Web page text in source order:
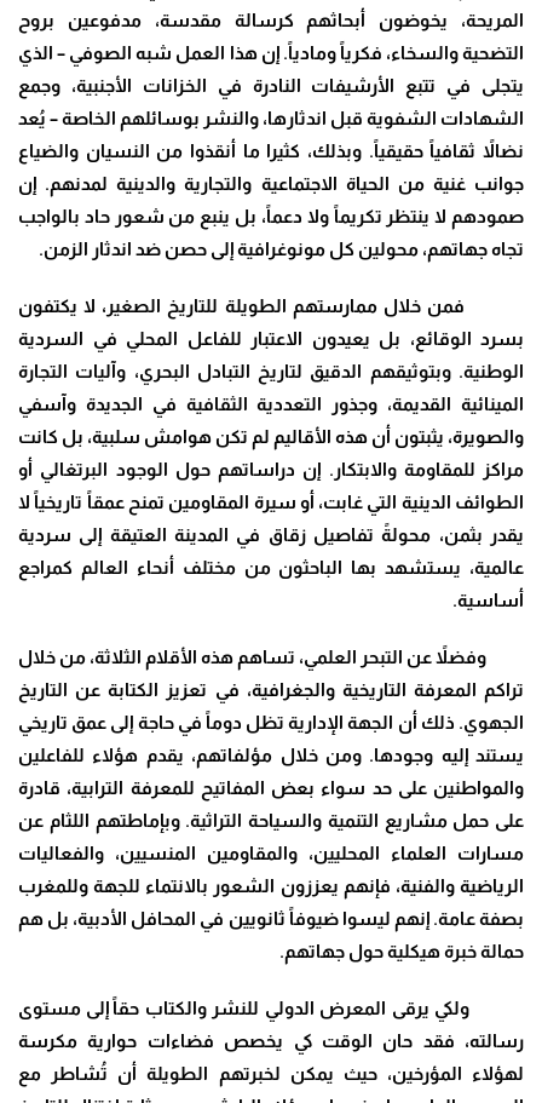
المريحة، يخوضون أبحاثهم كرسالة مقدسة، مدفوعين بروح
التضحية والسخاء، فكرياً ومادياً. إن هذا العمل شبه الصوفي – الذي
يتجلى في تتبع الأرشيفات النادرة في الخزانات الأجنبية، وجمع
الشهادات الشفوية قبل اندثارها، والنشر بوسائلهم الخاصة – يُعد
نضالاً ثقافياً حقيقياً. وبذلك، كثيرا ما أنقذوا من النسيان والضياع
جوانب غنية من الحياة الاجتماعية والتجارية والدينية لمدنهم. إن
صمودهم لا ينتظر تكريماً ولا دعماً، بل ينبع من شعور حاد بالواجب
تجاه جهاتهم، محولين كل مونوغرافية إلى حصن ضد اندثار الزمن.
فمن خلال ممارستهم الطويلة للتاريخ الصغير، لا يكتفون
بسرد الوقائع، بل يعيدون الاعتبار للفاعل المحلي في السردية
الوطنية. وبتوثيقهم الدقيق لتاريخ التبادل البحري، وآليات التجارة
المينائية القديمة، وجذور التعددية الثقافية في الجديدة وآسفي
والصويرة، يثبتون أن هذه الأقاليم لم تكن هوامش سلبية، بل كانت
مراكز للمقاومة والابتكار. إن دراساتهم حول الوجود البرتغالي أو
الطوائف الدينية التي غابت، أو سيرة المقاومين تمنح عمقاً تاريخياً لا
يقدر بثمن، محولةً تفاصيل زقاق في المدينة العتيقة إلى سردية
عالمية، يستشهد بها الباحثون من مختلف أنحاء العالم كمراجع
أساسية.
وفضلاً عن التبحر العلمي، تساهم هذه الأقلام الثلاثة، من خلال
تراكم المعرفة التاريخية والجغرافية، في تعزيز الكتابة عن التاريخ
الجهوي. ذلك أن الجهة الإدارية تظل دوماً في حاجة إلى عمق تاريخي
يستند إليه وجودها. ومن خلال مؤلفاتهم، يقدم هؤلاء للفاعلين
والمواطنين على حد سواء بعض المفاتيح للمعرفة الترابية، قادرة
على حمل مشاريع التنمية والسياحة التراثية. وبإماطتهم اللثام عن
مسارات العلماء المحليين، والمقاومين المنسيين، والفعاليات
الرياضية والفنية، فإنهم يعززون الشعور بالانتماء للجهة وللمغرب
بصفة عامة. إنهم ليسوا ضيوفاً ثانويين في المحافل الأدبية، بل هم
حمالة خبرة هيكلية حول جهاتهم.
ولكي يرقى المعرض الدولي للنشر والكتاب حقاً إلى مستوى
رسالته، فقد حان الوقتكي يخصص فضاءات حوارية مكرسة
لهؤلاء المؤرخين، حيث يمكن لخبرتهم الطويلة أن تُشاطر مع